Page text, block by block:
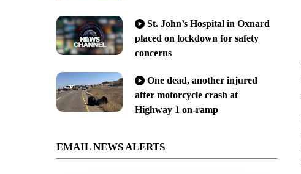
St. John’s Hospital in Oxnard
placed on lockdown for safety
concerns
One dead, another injured
after motorcycle crash at
Highway 1 on-ramp
EMAIL NEWS ALERTS